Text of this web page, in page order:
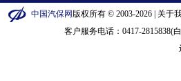
中国汽保网版权所有 © 2003-2026 | 关于
客户服务电话：0417-